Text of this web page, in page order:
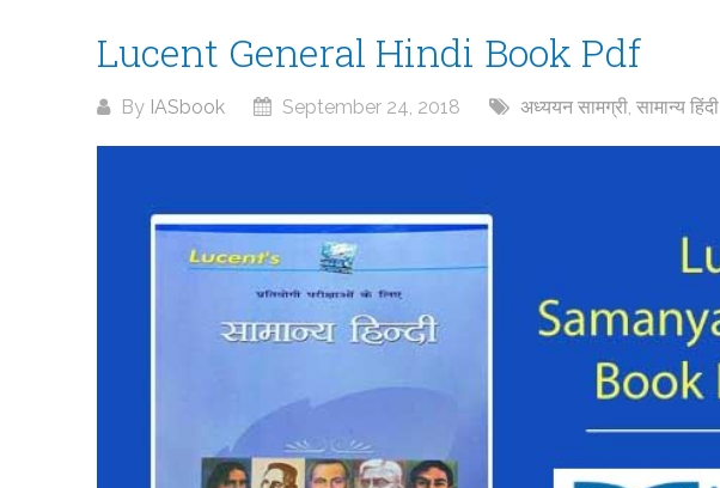
Lucent General Hindi Book Pdf
By IASbook September 24, 2018 अध्ययन सामग्री सामान्य हिंदी